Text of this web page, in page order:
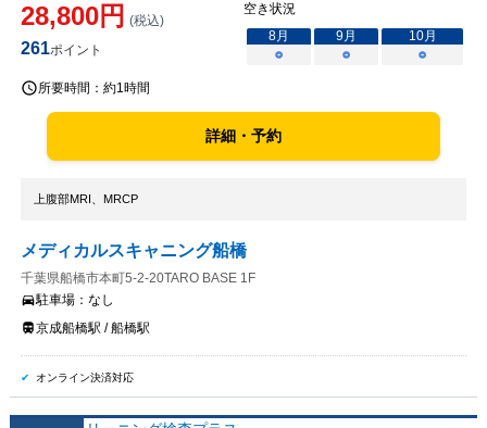
28,800円 (税込)
261ポイント
空き状況
8月 9月 10月
○
○ ○
所要時間： 約1時間
詳細・予約
上腹部MRI、MRCP
メディカルスキャニング船橋
千葉県船橋市本町5-2-20TARO BASE 1F
駐車場： なし
京成船橋駅 / 船橋駅
オンライン決済対応